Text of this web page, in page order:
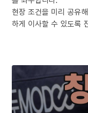
현장 조건을 미리 공유
하게 이사할 수 있도록